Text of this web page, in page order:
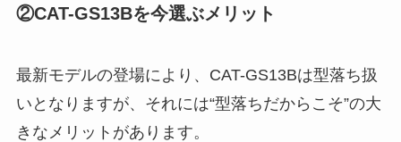
②CAT-GS13Bを今選ぶメリット
最新モデルの登場により、CAT-GS13Bは型落ち扱
いとなりますが、それには“型落ちだからこそ”の大
きなメリットがあります。